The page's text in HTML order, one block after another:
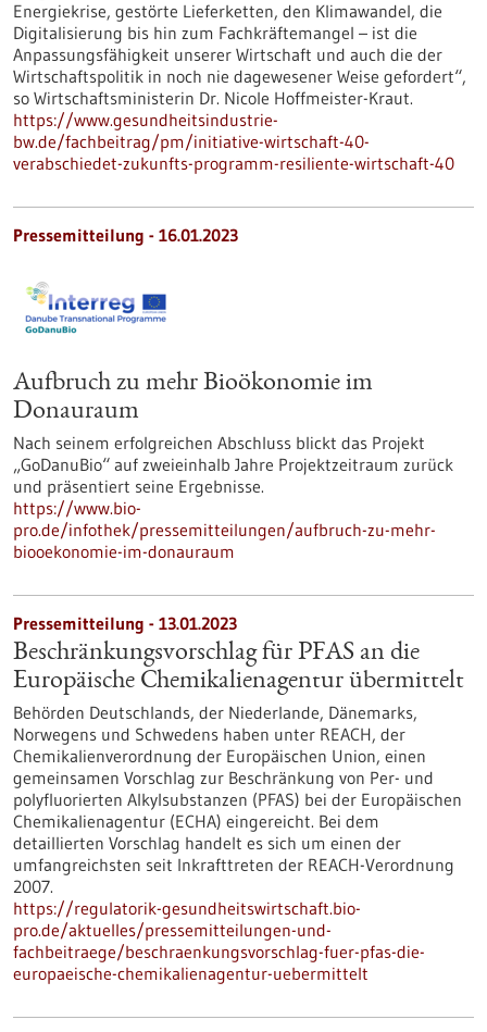
Energiekrise, gestörte Lieferketten, den Klimawandel, die
Digitalisierung bis hin zum Fachkräftemangel – ist die
Anpassungsfähigkeit unserer Wirtschaft und auch die der
Wirtschaftspolitik in noch nie dagewesener Weise gefordert“,
so Wirtschaftsministerin Dr. Nicole Hoffmeister-Kraut.
https://www.gesundheitsindustrie-
bw.de/fachbeitrag/pm/initiative-wirtschaft-40-
verabschiedet-zukunfts-programm-resiliente-wirtschaft-40
Pressemitteilung - 16.01.2023
Aufbruch zu mehr Bioökonomie im
Donauraum
Nach seinem erfolgreichen Abschluss blickt das Projekt
„GoDanuBio“ auf zweieinhalb Jahre Projektzeitraum zurück
und präsentiert seine Ergebnisse.
https://www.bio-
pro.de/infothek/pressemitteilungen/aufbruch-zu-mehr-
biooekonomie-im-donauraum
Pressemitteilung - 13.01.2023
Beschränkungsvorschlag für PFAS an die
Europäische Chemikalienagentur übermittelt
Behörden Deutschlands, der Niederlande, Dänemarks,
Norwegens und Schwedens haben unter REACH, der
Chemikalienverordnung der Europäischen Union, einen
gemeinsamen Vorschlag zur Beschränkung von Per- und
polyfluorierten Alkylsubstanzen (PFAS) bei der Europäischen
Chemikalienagentur (ECHA) eingereicht. Bei dem
detaillierten Vorschlag handelt es sich um einen der
umfangreichsten seit Inkrafttreten der REACH-Verordnung
2007.
https://regulatorik-gesundheitswirtschaft.bio-
pro.de/aktuelles/pressemitteilungen-und-
fachbeitraege/beschraenkungsvorschlag-fuer-pfas-die-
europaeische-chemikalienagentur-uebermittelt